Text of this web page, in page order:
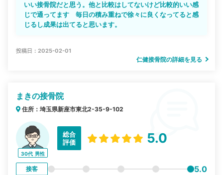
いい接骨院だと思う。他と比較はしてないけど比較的いい感
じで通ってます 毎日の積み重ねで徐々に良くなってると感
じるし成果は出てると思います。
投稿日：2025-02-01
仁健接骨院の詳細を見る
まきの接骨院
住所：埼玉県新座市東北2-35-9-102
30代 男性
総合
評価
5.0
接客 5.0